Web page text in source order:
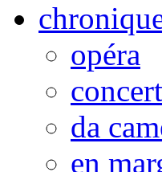
opéra
concert
da
en